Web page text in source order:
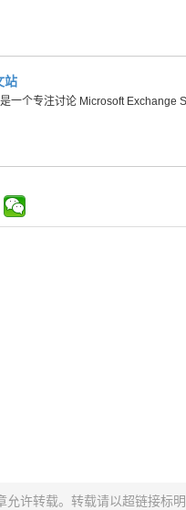
站
一个专注讨论 Microsoft Exchange
许转载。转载请以超链接标